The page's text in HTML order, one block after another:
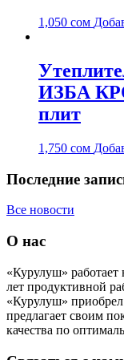
1,050 сом
ИЗБА
плит
1,750 сом
Последние
Все новости
О нас
«Курулуш» работает
лет продуктивной
«Курулуш» приобрел
предлагает своим
качества по